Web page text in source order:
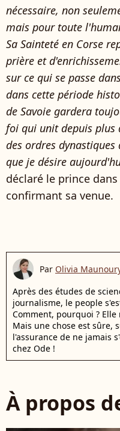
nécessaire, non
mais pour toute
Sa Sainteté en Corse
prière et
sur ce qui se passe
dans cette période
de Savoie gardera
foi qui unit depuis plus
des ordres
que je désire
déclaré le prince
confirmant sa venue.
Par Olivia
Après des études de
journalisme, le people
Comment, pourquoi ?
Mais une chose est sûre,
l'assurance de ne jamais
chez Ode !
À propos